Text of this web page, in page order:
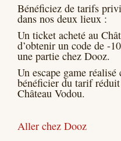
Bénéficiez de tarifs
dans nos deux lieux :
Un ticket acheté au
d’obtenir un code de -
une partie chez Dooz.
Un escape game
bénéficier du tarif
Château Vodou.
Aller chez Dooz